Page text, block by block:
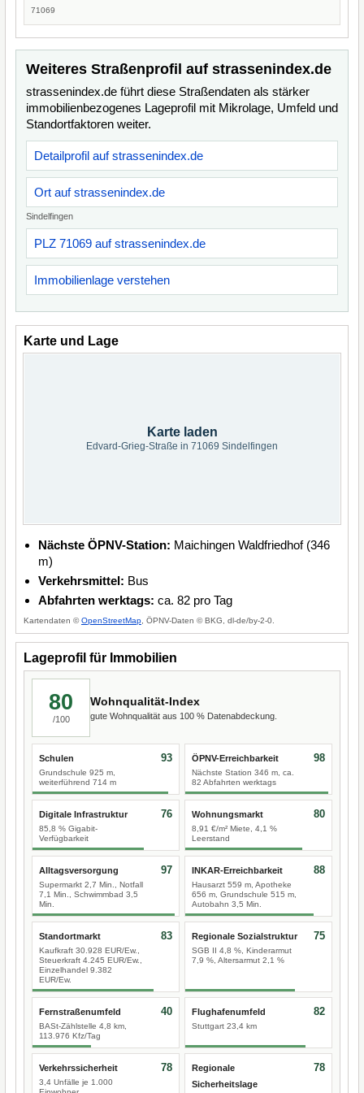
71069
Weiteres Straßenprofil auf strassenindex.de
strassenindex.de führt diese Straßendaten als stärker
immobilienbezogenes Lageprofil mit Mikrolage, Umfeld und
Standortfaktoren weiter.
Detailprofil auf strassenindex.de
Ort auf strassenindex.de
Sindelfingen
PLZ 71069 auf strassenindex.de
Immobilienlage verstehen
Karte und Lage
Karte laden
Edvard-Grieg-Straße in 71069 Sindelfingen
Nächste ÖPNV-Station: Maichingen Waldfriedhof (346
m)
Verkehrsmittel: Bus
Abfahrten werktags: ca. 82 pro Tag
Kartendaten ©OpenStreetMap , ÖPNV-Daten © BKG, dl-de/by-2-0.
Lageprofil für Immobilien
80
/100
Wohnqualität-Index
gute Wohnqualität aus 100 % Datenabdeckung.
Schulen
Grundschule 925 m,
weiterführend 714 m
93 ÖPNV-Erreichbarkeit
Nächste Station 346 m, ca.
82 Abfahrten werktags
98
Digitale Infrastruktur
85,8 % Gigabit-
Verfügbarkeit
76 Wohnungsmarkt
8,91 €/m² Miete, 4,1 %
Leerstand
80
Alltagsversorgung
Supermarkt 2,7 Min., Notfall
7,1 Min., Schwimmbad 3,5
Min.
97 INKAR-Erreichbarkeit
Hausarzt 559 m, Apotheke
656 m, Grundschule 515 m,
Autobahn 3,5 Min.
88
Standortmarkt
Kaufkraft 30.928 EUR/Ew.,
Steuerkraft 4.245 EUR/Ew.,
Einzelhandel 9.382
EUR/Ew.
83 Regionale Sozialstruktur
SGB II 4,8 %, Kinderarmut
7,9 %, Altersarmut 2,1 %
75
Fernstraßenumfeld
BASt-Zählstelle 4,8 km,
113.976 Kfz/Tag
40 Flughafenumfeld
Stuttgart 23,4 km
82
Verkehrssicherheit
3,4 Unfälle je 1.000
78
Regionale
Sicherheitslage
78